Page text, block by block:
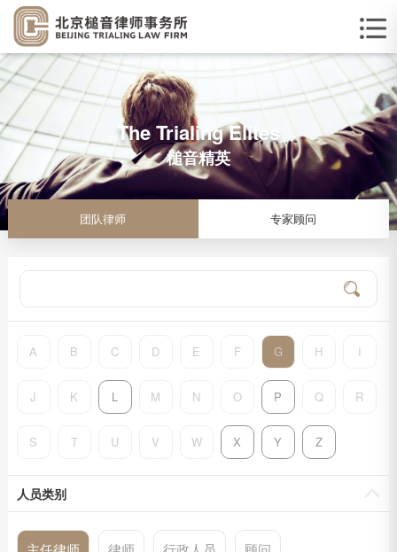
The Trialing Elites
槌音精英
团队律师 专家顾问
A B C D E F G H I
J K L M N O P Q R
S T U V W X Y Z
人员类别